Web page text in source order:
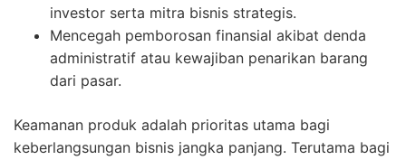
investor serta mitra bisnis strategis.
Mencegah pemborosan finansial akibat denda
administratif atau kewajiban penarikan barang
dari pasar.
Keamanan produk adalah prioritas utama bagi
keberlangsungan bisnis jangka panjang. Terutama bagi